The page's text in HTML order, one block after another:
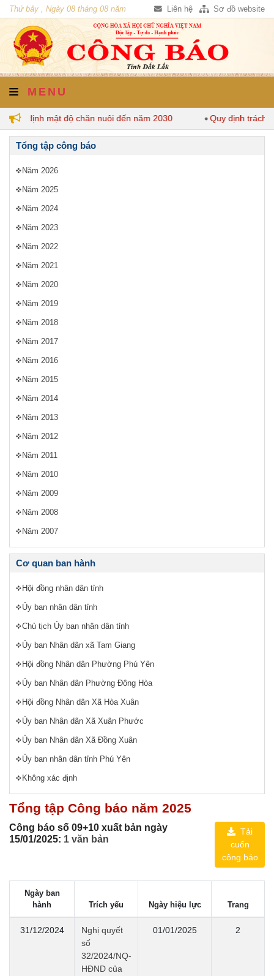
Thứ bảy , Ngày 08 tháng 08 năm
2026
Liên hệ Sơ đồ website
MENU
quy định mật độ chăn nuôi đến năm 2030 Quy định trách
Tổng tập công báo
Năm 2026
Năm 2025
Năm 2024
Năm 2023
Năm 2022
Năm 2021
Năm 2020
Năm 2019
Năm 2018
Năm 2017
Năm 2016
Năm 2015
Năm 2014
Năm 2013
Năm 2012
Năm 2011
Năm 2010
Năm 2009
Năm 2008
Năm 2007
Cơ quan ban hành
Hội đồng nhân dân tỉnh
Ủy ban nhân dân tỉnh
Chủ tịch Ủy ban nhân dân tỉnh
Ủy ban Nhân dân xã Tam Giang
Hội đồng Nhân dân Phường Phú Yên
Ủy ban Nhân dân Phường Đông Hòa
Hội đồng Nhân dân Xã Hòa Xuân
Ủy ban Nhân dân Xã Xuân Phước
Ủy ban Nhân dân Xã Đồng Xuân
Ủy ban nhân dân tỉnh Phú Yên
Không xác định
Tổng tập Công báo năm 2025
Công báo số 09+10 xuất bản ngày
15/01/2025: 1 văn bản
Tải
cuốn
công báo
Ngày ban
hành
Trích yếu Ngày hiệu lực Trang
31/12/2024
Nghị quyết
số
32/2024/NQ-
HĐND của
01/01/2025 2